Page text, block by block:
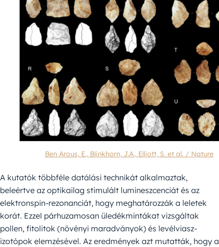
Ben Arous, E., Blinkhorn, J.A., Elliott, S. et al. / Nature
A kutatók többféle datálási technikát alkalmaztak,
beleértve az optikailag stimulált lumineszcenciát és az
elektronspin-rezonanciát, hogy meghatározzák a leletek
korát. Ezzel párhuzamosan üledékmintákat vizsgáltak
pollen, fitolitok (növényi maradványok) és levélviasz-
izotópok elemzésével. Az eredmények azt mutatták, hogy a